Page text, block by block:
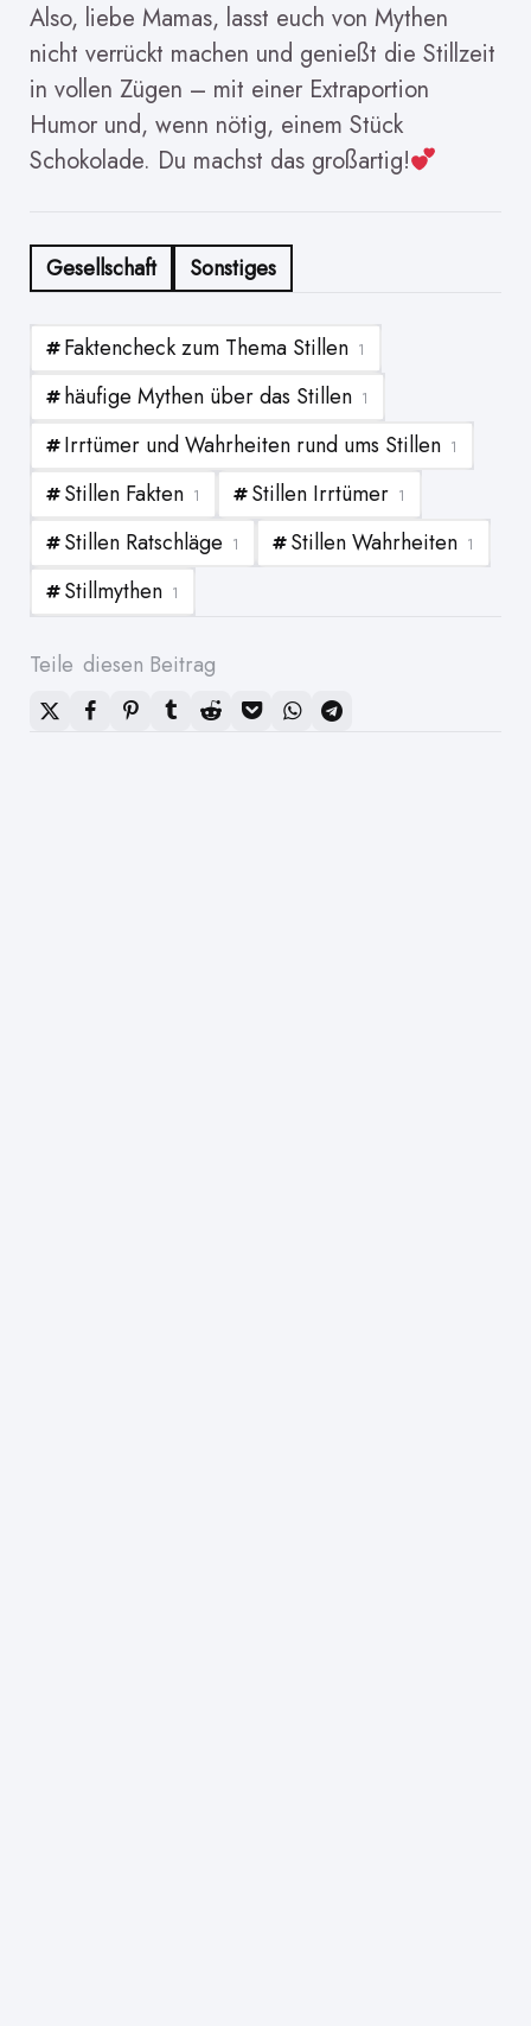
Also, liebe Mamas, lasst euch von Mythen
nicht verrückt machen und genießt die Stillzeit
in vollen Zügen – mit einer Extraportion
Humor und, wenn nötig, einem Stück
Schokolade. Du machst das großartig!
Gesellschaft Sonstiges
Faktencheck zum Thema Stillen 1
häufige Mythen über das Stillen 1
Irrtümer und Wahrheiten rund ums Stillen 1
Stillen Fakten 1 Stillen Irrtümer 1
Stillen Ratschläge 1 Stillen Wahrheiten 1
Stillmythen 1
Teile diesen Beitrag